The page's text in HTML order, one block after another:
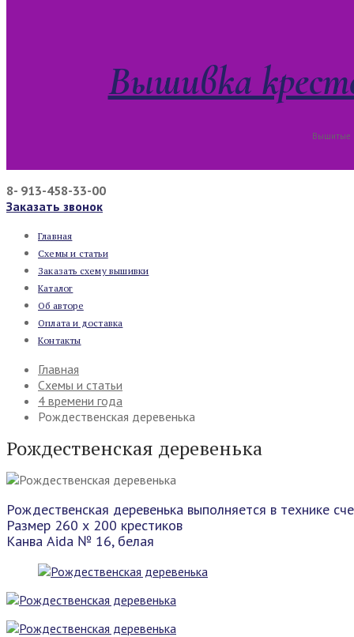
Вышивка
Вышитые
8- 913-458-33-00
Заказать звонок
Главная
Схемы и статьи
Заказать схему вышивки
Каталог
Об авторе
Оплата и доставка
Контакты
Главная
Схемы и статьи
4 времени года
Рождественская деревенька
Рождественская деревенька
Рождественская деревенька выполняется в технике
Размер 260 х 200 крестиков
Канва Aida № 16, белая